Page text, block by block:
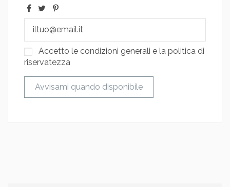
Accetto le condizioni generali e la politica di
riservatezza